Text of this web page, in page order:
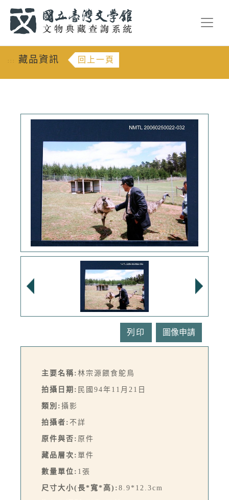
::: 藏品資訊 回上一頁
列印
主要名稱: 林宗源餵食鴕鳥
拍攝日期: 民國94年11月21日
類別: 攝影
拍攝者: 不詳
原件與否: 原件
藏品層次: 單件
數量單位: 1張
尺寸大小(長*寬*高): 8.9*12.3cm